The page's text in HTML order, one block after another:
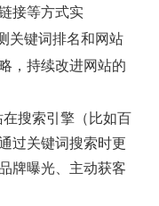
接等方式实
关键词排名和网站
，持续改进网站的
搜索引擎（比如百
过关键词搜索时更
牌曝光、主动获客